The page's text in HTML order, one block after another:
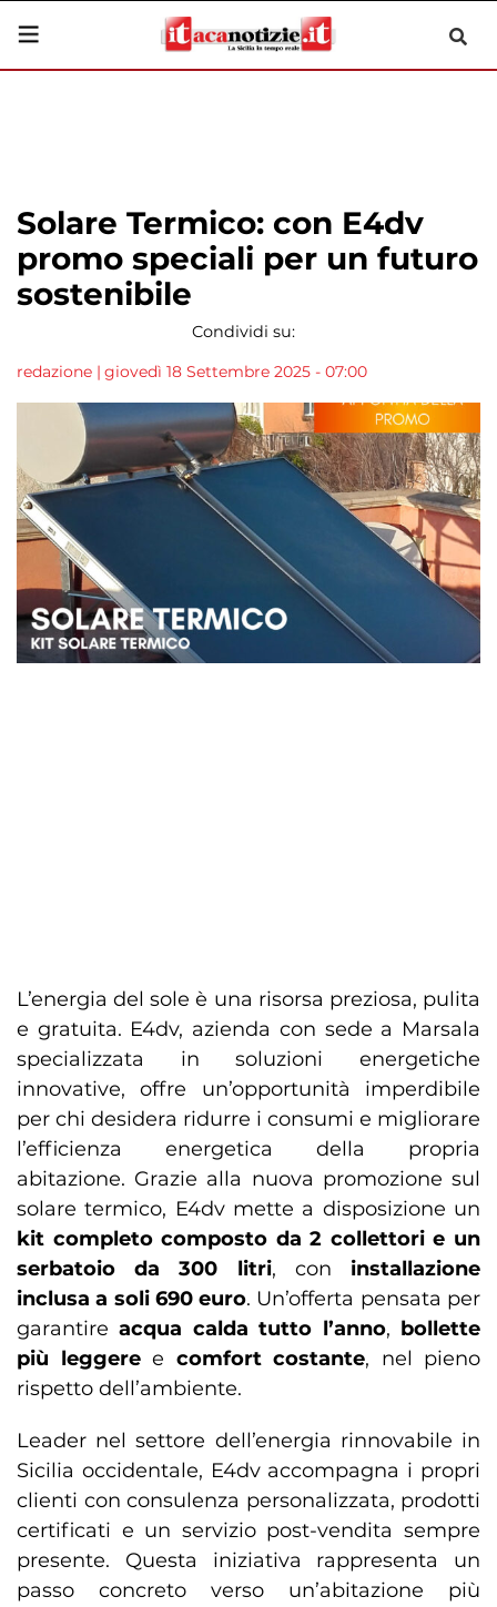
Solare Termico: con E4dv
promo speciali per un futuro
sostenibile
Condividi su:
redazione | giovedì 18 Settembre 2025 - 07:00
L’energia del sole è una risorsa preziosa, pulita
e gratuita. E4dv, azienda con sede a Marsala
specializzata in soluzioni energetiche
innovative, offre un’opportunità imperdibile
per chi desidera ridurre i consumi e migliorare
l’efficienza energetica della propria
abitazione. Grazie alla nuova promozione sul
solare termico, E4dv mette a disposizione un
kit completo composto da 2 collettori e un
serbatoio da 300 litri, con installazione
inclusa a soli 690 euro. Un’offerta pensata per
garantireacqua calda tutto l’anno, bollette
più leggeree comfort costante, nel pieno
rispetto dell’ambiente.
Leader nel settore dell’energia rinnovabile in
Sicilia occidentale, E4dv accompagna i propri
clienti con consulenza personalizzata, prodotti
certificati e un servizio post-vendita sempre
presente. Questa iniziativa rappresenta un
passo concreto verso un’abitazione più